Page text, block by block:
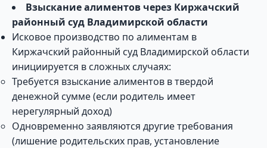
Взыскание алиментов через Киржачский
районный суд Владимирской области
Исковое производство по алиментам в
Киржачский районный суд Владимирской области
инициируется в сложных случаях:
Требуется взыскание алиментов в твердой
денежной сумме (если родитель имеет
нерегулярный доход)
Одновременно заявляются другие требования
(лишение родительских прав, установление